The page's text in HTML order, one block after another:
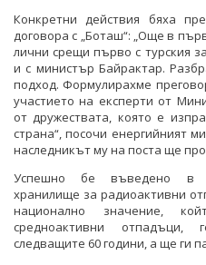
Конкретни действия бяха
договора с „Боташ“: „Още в
лични срещи първо с турския
и с министър Байрактар.
подход. Формулирахме
участието на експерти от
от дружествата, която е
страна“, посочи енергийният
наследникът му на поста ще
Успешно бе въведено в
хранилище за радиоактивни
национално значение,
средноактивни
следващите 60 години, а ще ги